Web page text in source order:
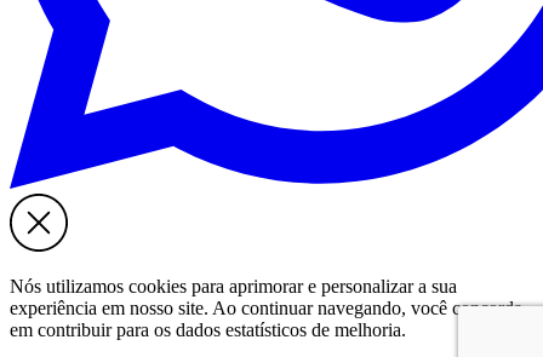
Nós utilizamos cookies para aprimorar e personalizar a sua
experiência em nosso site. Ao continuar navegando, você concorda
em contribuir para os dados estatísticos de melhoria.